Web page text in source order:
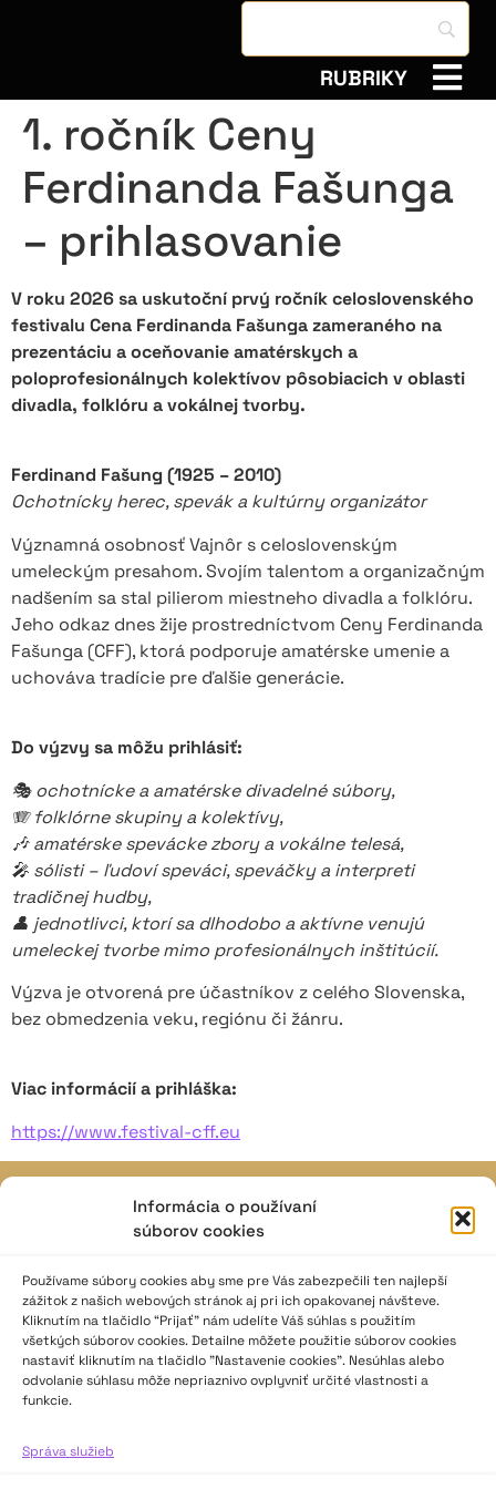
Informácia o používaní
súborov cookies
Používame súbory cookies aby sme pre Vás zabezpečili ten najlepší
zážitok z našich webových stránok aj pri ich opakovanej návšteve.
Kliknutím na tlačidlo “Prijať” nám udelíte Váš súhlas s použitím
všetkých súborov cookies. Detailne môžete použitie súborov cookies
nastaviť kliknutím na tlačidlo "Nastavenie cookies". Nesúhlas alebo
odvolanie súhlasu môže nepriaznivo ovplyvniť určité vlastnosti a
funkcie.
Správa služieb
RUBRIKY
1. ročník Ceny
Ferdinanda Fašunga
– prihlasovanie
V roku 2026 sa uskutoční prvý ročník celoslovenského
festivalu Cena Ferdinanda Fašunga zameraného na
prezentáciu a oceňovanie amatérskych a
poloprofesionálnych kolektívov pôsobiacich v oblasti
divadla, folklóru a vokálnej tvorby.
Ferdinand Fašung (1925 – 2010)
Ochotnícky herec, spevák a kultúrny organizátor
Významná osobnosť Vajnôr s celoslovenským
umeleckým presahom. Svojím talentom a organizačným
nadšením sa stal pilierom miestneho divadla a folklóru.
Jeho odkaz dnes žije prostredníctvom Ceny Ferdinanda
Fašunga (CFF), ktorá podporuje amatérske umenie a
uchováva tradície pre ďalšie generácie.
Do výzvy sa môžu prihlásiť:
🎭 ochotnícke a amatérske divadelné súbory,
🪗 folklórne skupiny a kolektívy,
🎶 amatérske spevácke zbory a vokálne telesá,
🎤 sólisti – ľudoví speváci, speváčky a interpreti
tradičnej hudby,
👤 jednotlivci, ktorí sa dlhodobo a aktívne venujú
umeleckej tvorbe mimo profesionálnych inštitúcií.
Výzva je otvorená pre účastníkov z celého Slovenska,
bez obmedzenia veku, regiónu či žánru.
Viac informácií a prihláška:
https://www.festival-cff.eu
e-mail: javisko.noc@nocka.sk
Nám. SNP č. 12, 812 34 Bratislava 1
Slovenská republika
2023–2025 ©
Logofont by